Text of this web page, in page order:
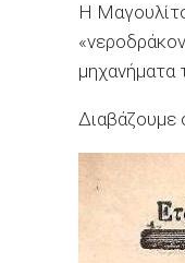
Η
μηχανήματα
Διαβάζουμε